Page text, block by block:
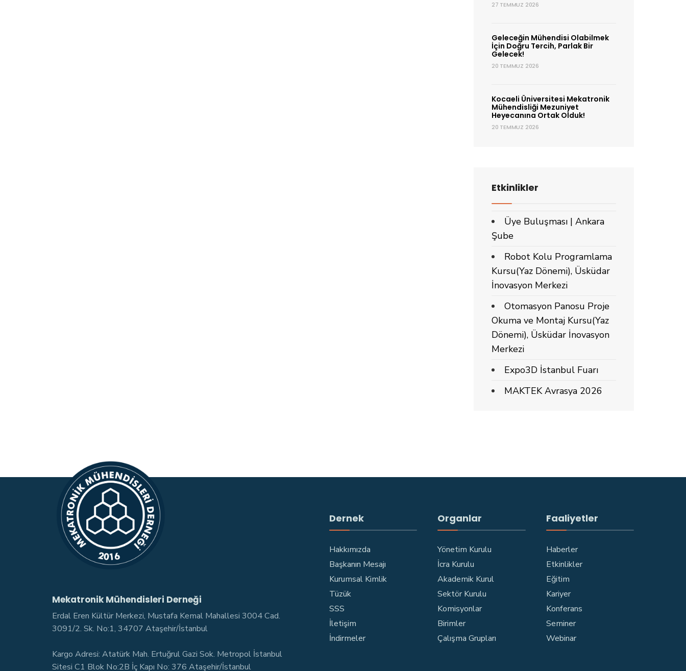
27 TEMMUZ 2026
Geleceğin Mühendisi Olabilmek
İçin Doğru Tercih, Parlak Bir
Gelecek!
20 TEMMUZ 2026
Kocaeli Üniversitesi Mekatronik
Mühendisliği Mezuniyet
Heyecanına Ortak Olduk!
20 TEMMUZ 2026
Etkinlikler
Üye Buluşması | Ankara
Şube
Robot Kolu Programlama
Kursu(Yaz Dönemi), Üsküdar
İnovasyon Merkezi
Otomasyon Panosu Proje
Okuma ve Montaj Kursu(Yaz
Dönemi), Üsküdar İnovasyon
Merkezi
Expo3D İstanbul Fuarı
MAKTEK Avrasya 2026
Mekatronik Mühendisleri Derneği
Erdal Eren Kültür Merkezi, Mustafa Kemal Mahallesi 3004 Cad.
3091/2. Sk. No:1, 34707 Ataşehir/İstanbul
Kargo Adresi: Atatürk Mah. Ertuğrul Gazi Sok. Metropol İstanbul
Sitesi C1 Blok No:2B İç Kapı No: 376 Ataşehir/İstanbul
Dernek
Hakkımızda
Başkanın Mesajı
Kurumsal Kimlik
Tüzük
SSS
İletişim
İndirmeler
Organlar
Yönetim Kurulu
İcra Kurulu
Akademik Kurul
Sektör Kurulu
Komisyonlar
Birimler
Çalışma Grupları
Faaliyetler
Haberler
Etkinlikler
Eğitim
Kariyer
Konferans
Seminer
Webinar